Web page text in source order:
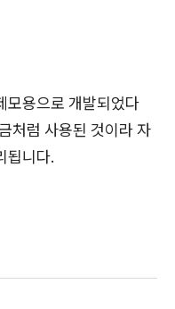
모용으로 개발되었다
처럼 사용된 것이라 자
됩니다.